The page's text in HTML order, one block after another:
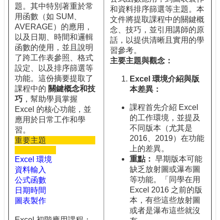
題。其中特別著重於常
用函數（如 SUM、
AVERAGE）的應用，
以及日期、時間和邏輯
函數的使用，並且說明
了跨工作表參照、格式
設定、以及排序篩選等
功能。這份摘要提取了
課程中的 關鍵概念和技
巧 ，幫助學員掌握
Excel 的核心功能，並
應用於日常工作和學
習。
重要主題
Excel 環境
資料輸入
公式函數
日期時間
圖表製作
和資料排序篩選等主題。本
文件將提取課程中的關鍵概
念、技巧，並引用講師的原
話，以提供清晰且實用的學
習參考。
主要主題與觀念：
Excel 環境介紹與版
本差異：
課程首先介紹 Excel
的工作環境，並提及
不同版本（尤其是
2016、2019）在功能
上的差異。
重點： 早期版本可能
缺乏放射圖或瀑布圖
等功能。「同學在用
Excel 2016 之前的版
本，有些這些放射圖
或者是瀑布這些就沒